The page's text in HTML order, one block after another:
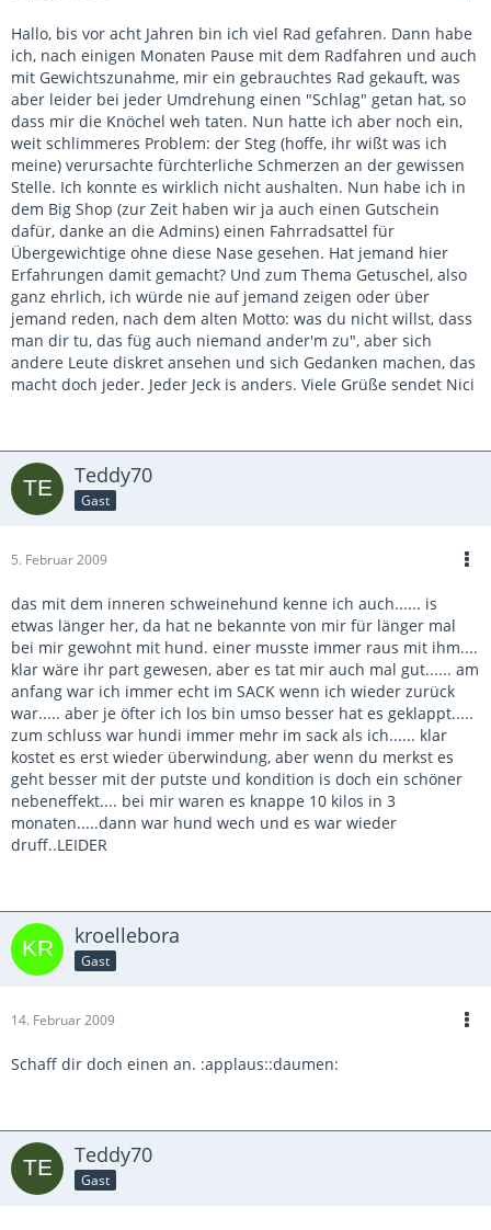
Hallo, bis vor acht Jahren bin ich viel Rad gefahren. Dann habe
ich, nach einigen Monaten Pause mit dem Radfahren und auch
mit Gewichtszunahme, mir ein gebrauchtes Rad gekauft, was
aber leider bei jeder Umdrehung einen "Schlag" getan hat, so
dass mir die Knöchel weh taten. Nun hatte ich aber noch ein,
weit schlimmeres Problem: der Steg (hoffe, ihr wißt was ich
meine) verursachte fürchterliche Schmerzen an der gewissen
Stelle. Ich konnte es wirklich nicht aushalten. Nun habe ich in
dem Big Shop (zur Zeit haben wir ja auch einen Gutschein
dafür, danke an die Admins) einen Fahrradsattel für
Übergewichtige ohne diese Nase gesehen. Hat jemand hier
Erfahrungen damit gemacht? Und zum Thema Getuschel, also
ganz ehrlich, ich würde nie auf jemand zeigen oder über
jemand reden, nach dem alten Motto: was du nicht willst, dass
man dir tu, das füg auch niemand ander'm zu", aber sich
andere Leute diskret ansehen und sich Gedanken machen, das
macht doch jeder. Jeder Jeck is anders. Viele Grüße sendet Nici
Teddy70
Gast
5. Februar 2009
das mit dem inneren schweinehund kenne ich auch...... is
etwas länger her, da hat ne bekannte von mir für länger mal
bei mir gewohnt mit hund. einer musste immer raus mit ihm....
klar wäre ihr part gewesen, aber es tat mir auch mal gut...... am
anfang war ich immer echt im SACK wenn ich wieder zurück
war..... aber je öfter ich los bin umso besser hat es geklappt.....
zum schluss war hundi immer mehr im sack als ich...... klar
kostet es erst wieder überwindung, aber wenn du merkst es
geht besser mit der putste und kondition is doch ein schöner
nebeneffekt.... bei mir waren es knappe 10 kilos in 3
monaten.....dann war hund wech und es war wieder
druff..LEIDER
kroellebora
Gast
14. Februar 2009
Schaff dir doch einen an. :applaus::daumen:
Teddy70
Gast